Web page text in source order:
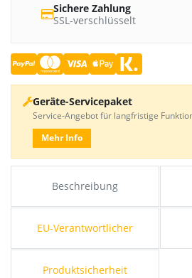
Beschreibung
EU-Verantwortlicher
Produktsicherheit
Sichere Zahlung
SSL-verschlüsselt
Geräte-Servicepaket
Service-Angebot für langfristige
Mehr Info